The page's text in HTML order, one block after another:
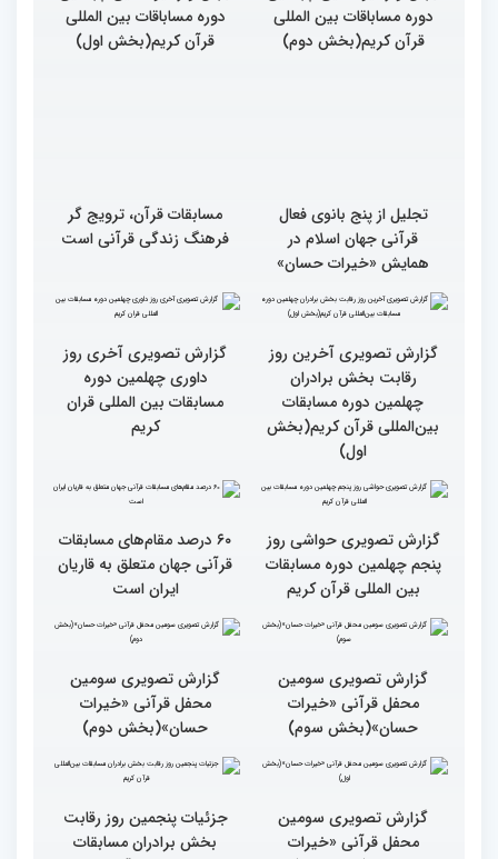
گزارش تصویری مراسم
رونمایی از کوچکترین قرآن
گزارش تصویری مراسم
رونمایی از کوچکترین قرآن
تجلیل از پنج بانوی فعال
قرآنی جهان اسلام در
همایش «خیرات حسان»
مسابقات قرآن، ترویج گر
فرهنگ زندگی قرآنی است
رقابت بخش برادران
چهلمین دوره مسابقات
بین‌المللی قرآن کریم(بخش
اول)
داوری چهلمین دوره
مسابقات بین المللی قران
کریم
گزارش تصویری حواشی روز
پنجم چهلمین دوره مسابقات
بین المللی قرآن کریم
۶۰ درصد مقام‌های مسابقات
قرآنی جهان متعلق به قاریان
ایران است